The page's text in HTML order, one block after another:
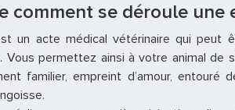
comment se déroule une
un acte médical vétérinaire qui peut
Vous permettez ainsi à votre animal de
familier, empreint d’amour, entouré